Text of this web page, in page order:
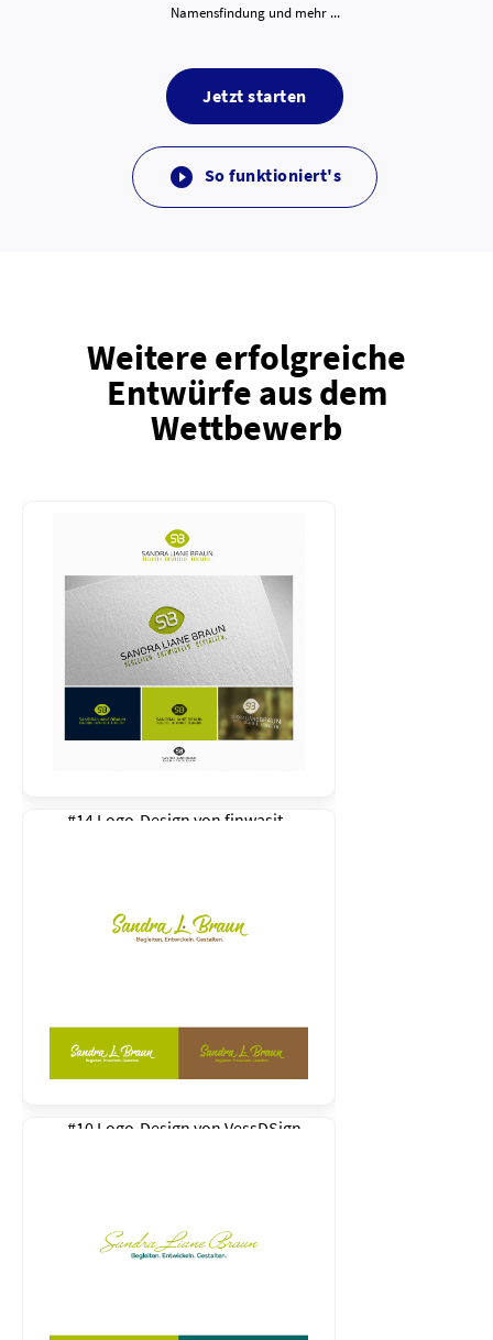
Namensfindung und mehr ...
Jetzt starten
 So funktioniert's
Weitere erfolgreiche
Entwürfe aus dem
Wettbewerb
#14 Logo-Design von finwasit
#10 Logo-Design von VessDSign